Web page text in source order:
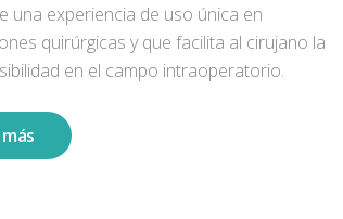
una experiencia de uso única en
quirúrgicas y que facilita al cirujano la
en el campo intraoperatorio.